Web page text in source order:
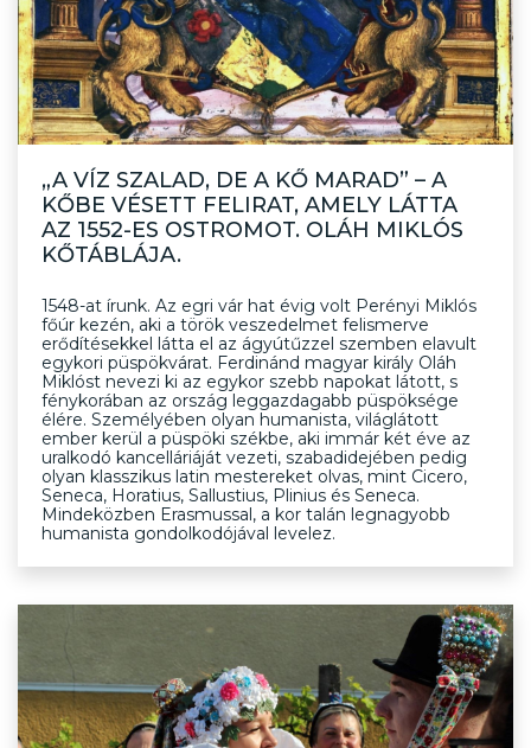
„A VÍZ SZALAD, DE A KŐ MARAD” – A
KŐBE VÉSETT FELIRAT, AMELY LÁTTA
AZ 1552-ES OSTROMOT. OLÁH MIKLÓS
KŐTÁBLÁJA.
1548-at írunk. Az egri vár hat évig volt Perényi Miklós
főúr kezén, aki a török veszedelmet felismerve
erődítésekkel látta el az ágyútűzzel szemben elavult
egykori püspökvárat. Ferdinánd magyar király Oláh
Miklóst nevezi ki az egykor szebb napokat látott, s
fénykorában az ország leggazdagabb püspöksége
élére. Személyében olyan humanista, világlátott
ember kerül a püspöki székbe, aki immár két éve az
uralkodó kancelláriáját vezeti, szabadidejében pedig
olyan klasszikus latin mestereket olvas, mint Cicero,
Seneca, Horatius, Sallustius, Plinius és Seneca.
Mindeközben Erasmussal, a kor talán legnagyobb
humanista gondolkodójával levelez.